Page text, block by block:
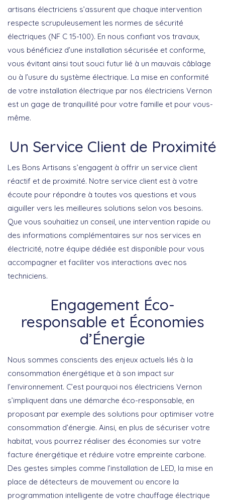
artisans électriciens s’assurent que chaque intervention
respecte scrupuleusement les normes de sécurité
électriques (NF C 15-100). En nous confiant vos travaux,
vous bénéficiez d’une installation sécurisée et conforme,
vous évitant ainsi tout souci futur lié à un mauvais câblage
ou à l’usure du système électrique. La mise en conformité
de votre installation électrique par nos électriciens Vernon
est un gage de tranquillité pour votre famille et pour vous-
même.
Un Service Client de Proximité
Les Bons Artisans s’engagent à offrir un service client
réactif et de proximité. Notre service client est à votre
écoute pour répondre à toutes vos questions et vous
aiguiller vers les meilleures solutions selon vos besoins.
Que vous souhaitiez un conseil, une intervention rapide ou
des informations complémentaires sur nos services en
électricité, notre équipe dédiée est disponible pour vous
accompagner et faciliter vos interactions avec nos
techniciens.
Engagement Éco-
responsable et Économies
d’Énergie
Nous sommes conscients des enjeux actuels liés à la
consommation énergétique et à son impact sur
l’environnement. C’est pourquoi nos électriciens Vernon
s’impliquent dans une démarche éco-responsable, en
proposant par exemple des solutions pour optimiser votre
consommation d’énergie. Ainsi, en plus de sécuriser votre
habitat, vous pourrez réaliser des économies sur votre
facture énergétique et réduire votre empreinte carbone.
Des gestes simples comme l’installation de LED, la mise en
place de détecteurs de mouvement ou encore la
programmation intelligente de votre chauffage électrique